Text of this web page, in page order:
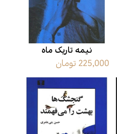
نیمه تاریک ماه
225,000 تومان